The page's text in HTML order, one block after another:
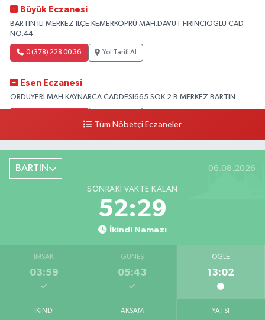
Büyük Eczanesi
BARTIN ILI MERKEZ ILÇE KEMERKÖPRÜ MAH.DAVUT FIRINCIOGLU CAD.
NO:44
0 (378) 228 00 36 Yol Tarifi Al
Esen Eczanesi
ORDUYERİ MAH.KAYNARCA CADDESİ665.SOK.2 B MERKEZ BARTIN
Şiremirçavuş Mahallesi, Kırıkçı Zeliha Ana Sokak No:20 8 Merkez Bartın
0 (378) 227 85 45
Tüm Nöbetçi Eczaneler
BARTIN 06.08.2026
SONRAKI VAKTE KALAN
52:28
İkindi Namazı
İMSAK
03:59
GÜNEŞ
05:43
ÖĞLE
13:02
İKINDI AKŞAM YATSI